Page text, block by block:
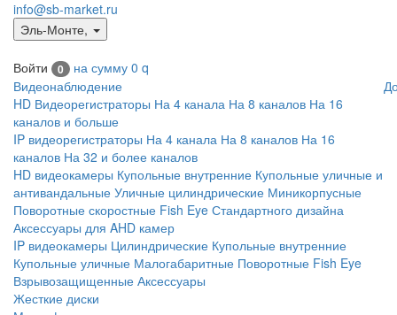
info@sb-market.ru
Эль-Монте,
Войти 0 на сумму 0 q
Видеонаблюдение
HD Видеорегистраторы На 4 канала На 8 каналов На 16
каналов и больше
IP видеорегистраторы На 4 канала На 8 каналов На 16
каналов На 32 и более каналов
HD видеокамеры Купольные внутренние Купольные уличные и
антивандальные Уличные цилиндрические Миникорпусные
Поворотные скоростные Fish Eye Стандартного дизайна
Аксессуары для AHD камер
IP видеокамеры Цилиндрические Купольные внутренние
Купольные уличные Малогабаритные Поворотные Fish Eye
Взрывозащищенные Аксессуары
Жесткие диски